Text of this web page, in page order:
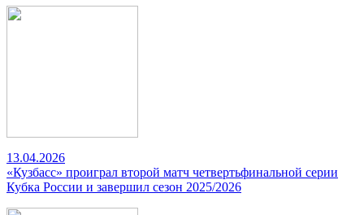
13.04.2026
«Кузбасс» проиграл второй матч четвертьфинальной серии
Кубка России и завершил сезон 2025/2026